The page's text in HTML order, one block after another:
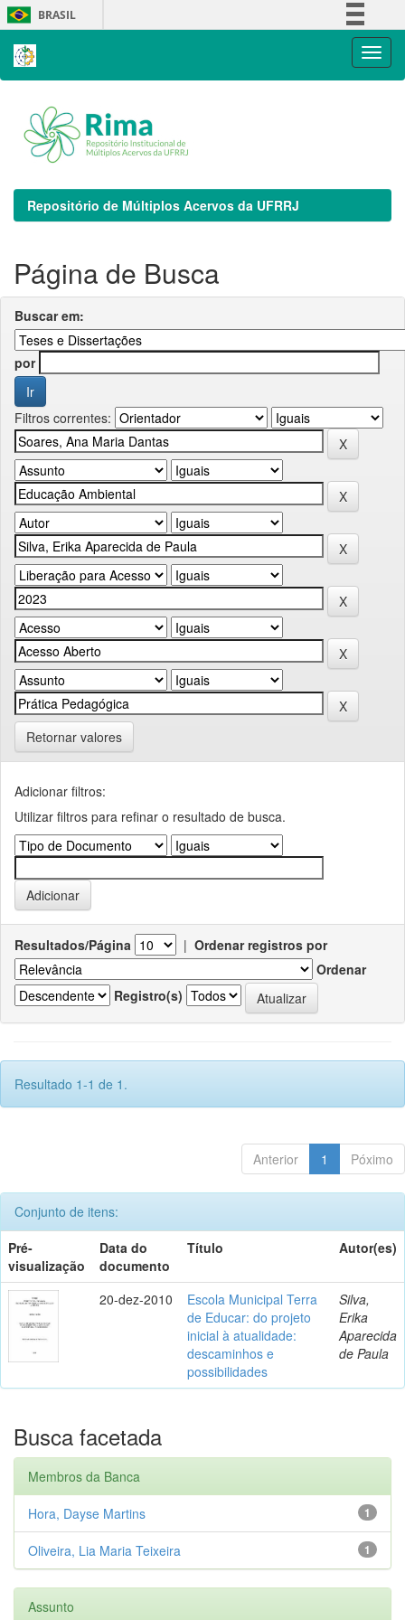
Skip
navigation
BRASIL
Repositório de Múltiplos Acervos da UFRRJ
Página de Busca
Buscar em:
por
Filtros correntes:
Retornar valores
Adicionar filtros:
Utilizar filtros para refinar o resultado de busca.
Resultados/Página | Ordenar registros por
Ordenar
Registro(s)
Resultado 1-1 de 1.
Anterior 1 Póximo
Conjunto de itens:
Pré-
visualização
Data do
documento
Título Autor(es)
20-dez-2010
Escola Municipal Terra
de Educar: do projeto
inicial à atualidade:
descaminhos e
possibilidades
Silva,
Erika
Aparecida
de Paula
Busca facetada
Membros da Banca
1
Hora, Dayse Martins
1
Oliveira, Lia Maria Teixeira
Assunto